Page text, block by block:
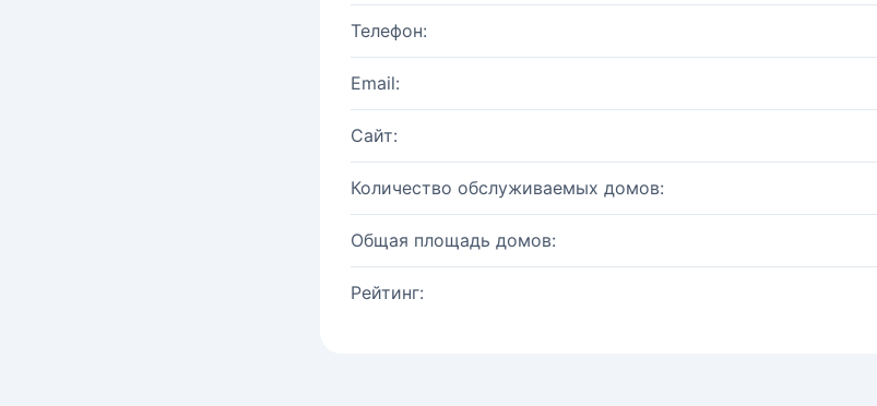
Телефон:
Email:
Сайт:
Количество обслуживаемых домов:
Общая площадь домов:
Рейтинг: